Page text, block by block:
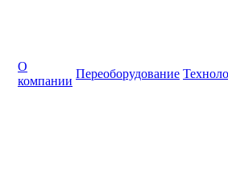
О
компании
Переоборудование